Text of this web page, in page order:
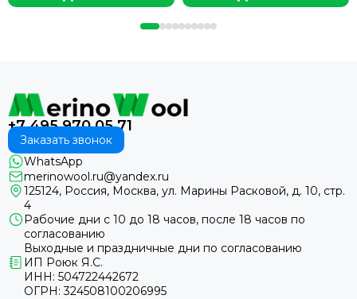
+7 495 970 05 71
Заказать звонок
WhatsApp
merinowool.ru@yandex.ru
125124, Россия, Москва, ул. Марины Расковой, д. 10, стр.
4
Рабочие дни с 10 до 18 часов, после 18 часов по
согласованию
Выходные и праздничные дни по согласованию
ИП Роюк Я.С.
ИНН: 504722442672
ОГРН: 324508100206995